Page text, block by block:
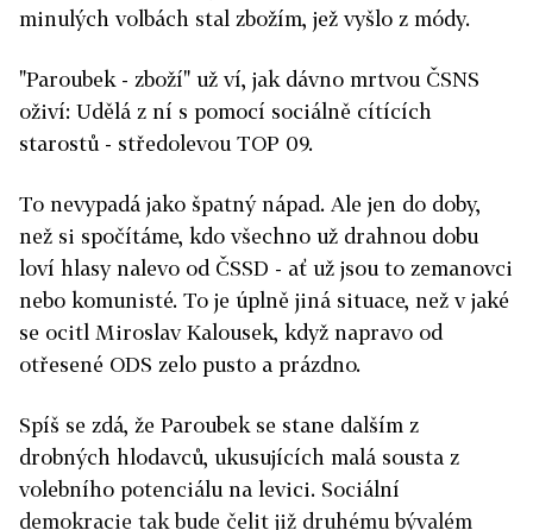
minulých volbách stal zbožím, jež vyšlo z módy.
"Paroubek - zboží" už ví, jak dávno mrtvou ČSNS
oživí: Udělá z ní s pomocí sociálně cítících
starostů - středolevou TOP 09.
To nevypadá jako špatný nápad. Ale jen do doby,
než si spočítáme, kdo všechno už drahnou dobu
loví hlasy nalevo od ČSSD - ať už jsou to zemanovci
nebo komunisté. To je úplně jiná situace, než v jaké
se ocitl Miroslav Kalousek, když napravo od
otřesené ODS zelo pusto a prázdno.
Spíš se zdá, že Paroubek se stane dalším z
drobných hlodavců, ukusujících malá sousta z
volebního potenciálu na levici. Sociální
demokracie tak bude čelit již druhému bývalém